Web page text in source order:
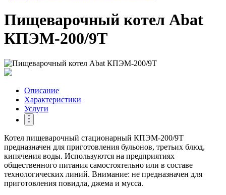
Пищеварочный котел Abat
КПЭМ-200/9Т
Описание
Характеристики
Услуги
Котел пищеварочный стационарный КПЭМ-200/9Т
предназначен для приготовления бульонов, третьих блюд,
кипячения воды. Используются на предприятиях
общественного питания самостоятельно или в составе
технологических линий. Внимание: не предназначен для
приготовления повидла, джема и мусса.